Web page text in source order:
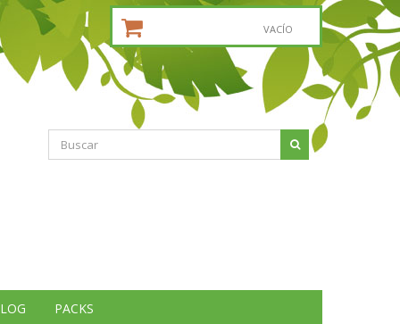
VACÍO
PACKS